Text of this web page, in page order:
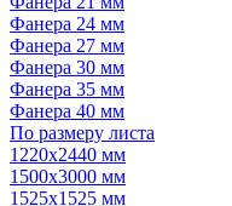
Фанера 24 мм
Фанера 27 мм
Фанера 30 мм
Фанера 35 мм
Фанера 40 мм
По размеру листа
1220х2440 мм
1500х3000 мм
1525x1525 мм